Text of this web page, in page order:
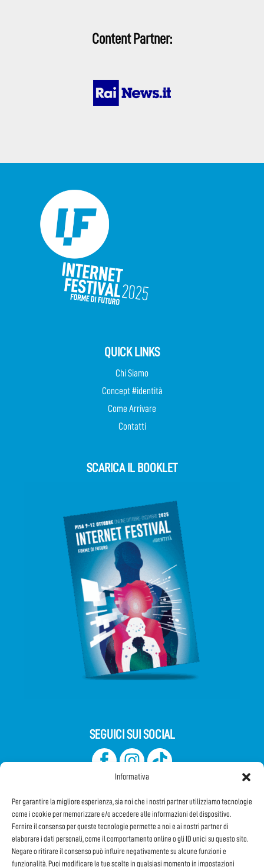
Informativa
Per garantire la migliore esperienza, sia noi che i nostri partner utilizziamo tecnologie
come i cookie per memorizzare e/o accedere alle informazioni del dispositivo.
Fornire il consenso per queste tecnologie permette a noi e ai nostri partner di
elaborare i dati personali, come il comportamento online o gli ID unici su questo sito.
Negare o ritirare il consenso può influire negativamente su alcune funzioni e
funzionalità. Puoi modificare le tue scelte in qualsiasi momento in impostazioni
Content Partner:
QUICK LINKS
Chi Siamo
Concept #identità
Come Arrivare
Contatti
SCARICA IL BOOKLET
SEGUICI SUI SOCIAL
Iscriviti alla Newsletter